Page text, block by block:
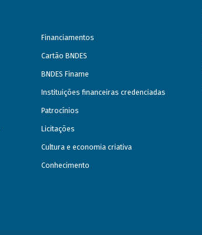
Financiamentos
Cartão BNDES
BNDES Finame
Instituições financeiras credenciadas
Patrocínios
Licitações
Cultura e economia criativa
Conhecimento